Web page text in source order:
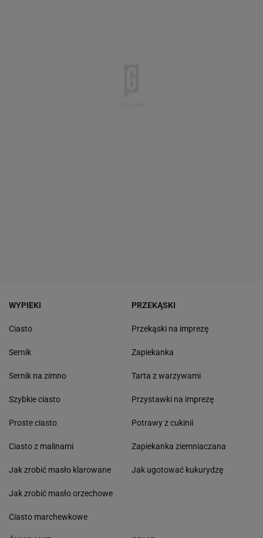
WYPIEKI
Ciasto
Sernik
Sernik na zimno
Szybkie ciasto
Proste ciasto
Ciasto z malinami
Jak zrobić masło klarowane
Jak zrobić masło orzechowe
Ciasto marchewkowe
PRZEKĄSKI
Przekąski na imprezę
Zapiekanka
Tarta z warzywami
Przystawki na imprezę
Potrawy z cukinii
Zapiekanka ziemniaczana
Jak ugotować kukurydzę